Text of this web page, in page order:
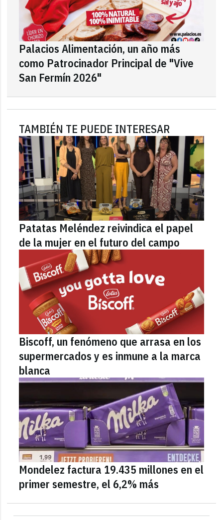
Palacios Alimentación, un año más
como Patrocinador Principal de "Vive
San Fermín 2026"
TAMBIÉN TE PUEDE INTERESAR
Patatas Meléndez reivindica el papel
de la mujer en el futuro del campo
Biscoff, un fenómeno que arrasa en los
supermercados y es inmune a la marca
blanca
Mondelez factura 19.435 millones en el
primer semestre, el 6,2% más